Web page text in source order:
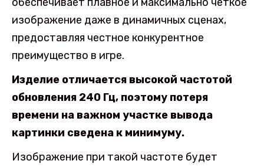
изображение даже в динамичных сценах,
предоставляя честное конкурентное
преимущество в игре.
Изделие отличается высокой частотой
обновления 240 Гц, поэтому потеря
времени на важном участке вывода
картинки сведена к минимуму.
Изображение при такой частоте будет